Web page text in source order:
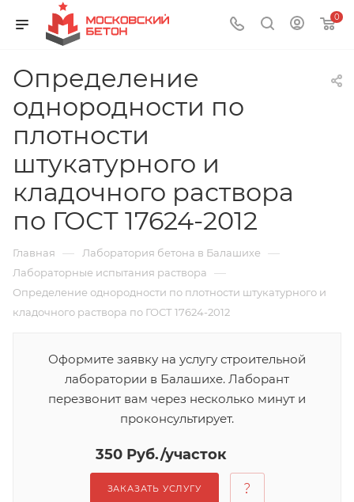
0
Определение
однородности по
плотности
штукатурного и
кладочного раствора
по ГОСТ 17624-2012
Главная — Лаборатория бетона в Балашихе —
Лабораторные испытания раствора —
Определение однородности по плотности штукатурного и
кладочного раствора по ГОСТ 17624-2012
Оформите заявку на услугу строительной
лаборатории в Балашихе. Лаборант
перезвонит вам через несколько минут и
проконсультирует.
350 Руб./участок
ЗАКАЗАТЬ УСЛУГУ